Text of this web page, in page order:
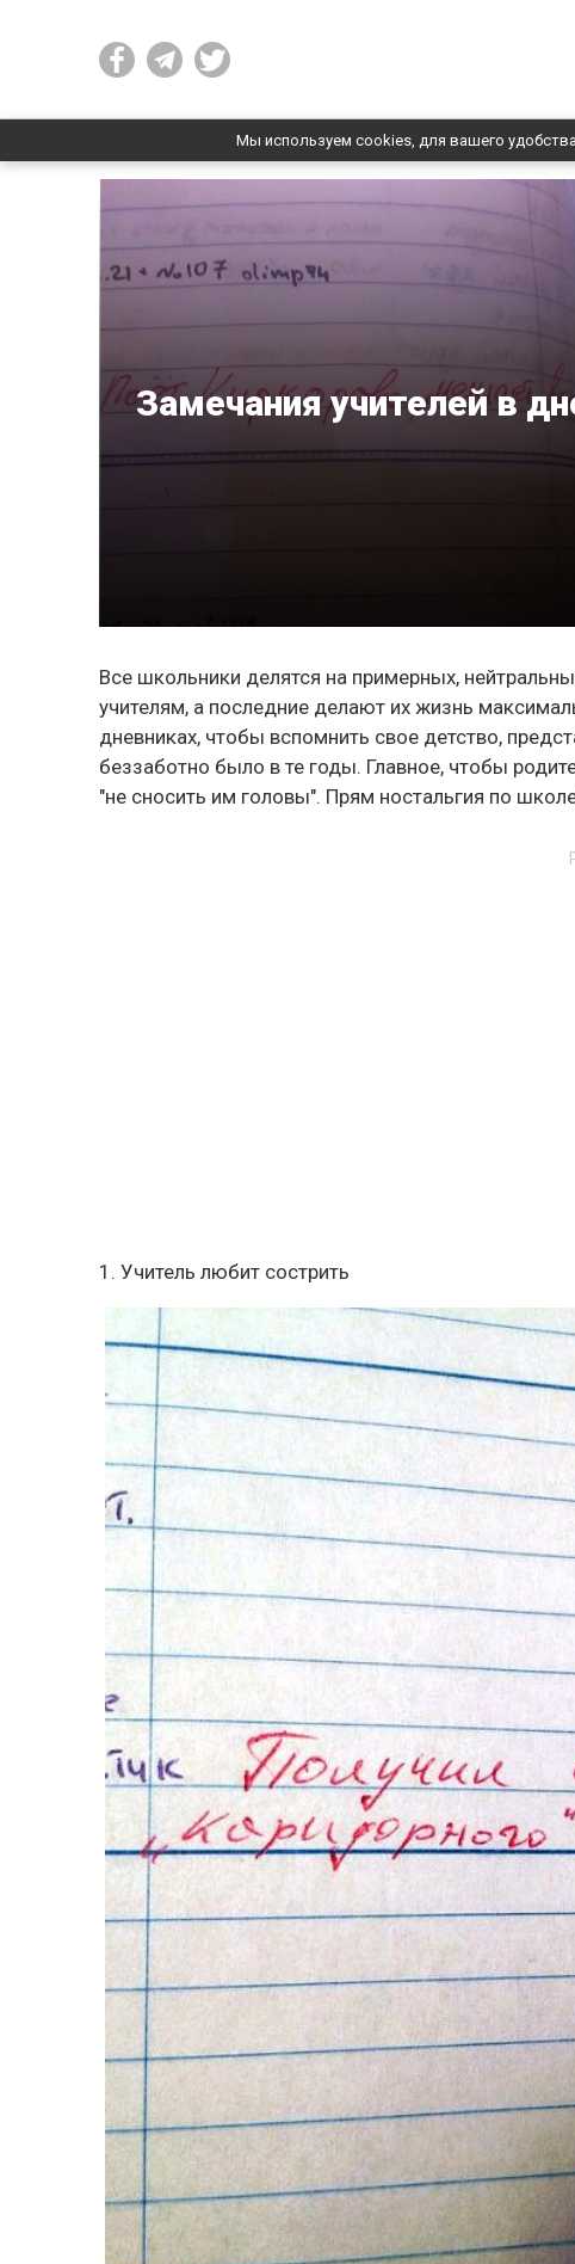
Мы используем cookies, для вашего
Замечания учителей в
Все школьники делятся на примерных,
учителям, а последние делают их жизнь
дневниках, чтобы вспомнить свое детство,
беззаботно было в те годы. Главное, чтобы
"не сносить им головы". Прям ностальгия по
1. Учитель любит сострить